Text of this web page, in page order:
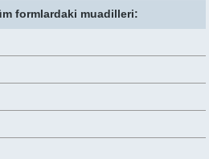
formlardaki muadilleri: